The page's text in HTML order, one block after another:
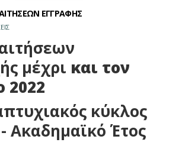
ΕΓΓΡΑΦΗΣ
μέχρι και τον
2022
κύκλος
Ακαδημαϊκό Έτος